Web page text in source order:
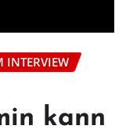
INTERVIEW
kann